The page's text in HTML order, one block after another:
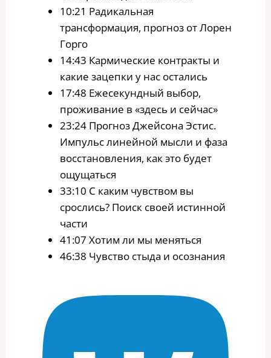
10:21 Радикальная
трансформация, прогноз от Лорен
Горго
14:43 Кармические контракты и
какие зацепки у нас остались
17:48 Ежесекундный выбор,
проживание в «здесь и сейчас»
23:24 Прогноз Джейсона Эстис.
Импульс линейной мысли и фаза
восстановления, как это будет
ощущаться
33:10 С каким чувством вы
срослись? Поиск своей истинной
части
41:07 Хотим ли мы меняться
46:38 Чувство стыда и осознания